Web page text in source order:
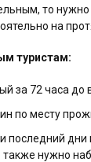
то
на
туристам:
за 72 часа до
по месту
последний дни
также нужно